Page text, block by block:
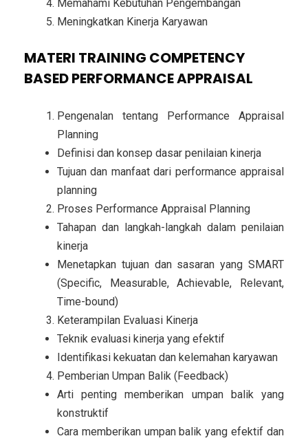
Memahami Kebutuhan Pengembangan
Meningkatkan Kinerja Karyawan
MATERI TRAINING COMPETENCY
BASED PERFORMANCE APPRAISAL
Pengenalan tentang Performance Appraisal
Planning
Definisi dan konsep dasar penilaian kinerja
Tujuan dan manfaat dari performance appraisal
planning
Proses Performance Appraisal Planning
Tahapan dan langkah-langkah dalam penilaian
kinerja
Menetapkan tujuan dan sasaran yang SMART
(Specific, Measurable, Achievable, Relevant,
Time-bound)
Keterampilan Evaluasi Kinerja
Teknik evaluasi kinerja yang efektif
Identifikasi kekuatan dan kelemahan karyawan
Pemberian Umpan Balik (Feedback)
Arti penting memberikan umpan balik yang
konstruktif
Cara memberikan umpan balik yang efektif dan